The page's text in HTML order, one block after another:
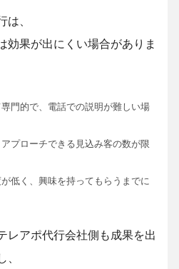
は、
効果が出にくい場合がありま
門的で、電話での説明が難しい場
プローチできる見込み客の数が限
低く、興味を持ってもらうまでに
レアポ代行会社側も成果を出